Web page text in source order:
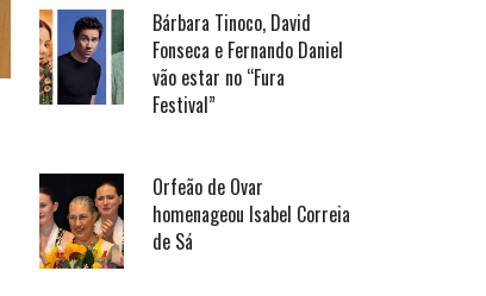
Bárbara Tinoco, David
Fonseca e Fernando Daniel
vão estar no “Fura
Festival”
Orfeão de Ovar
homenageou Isabel Correia
de Sá